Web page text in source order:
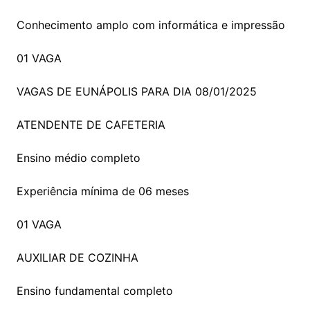
Conhecimento amplo com informática e impressão
01 VAGA
VAGAS DE EUNÁPOLIS PARA DIA 08/01/2025
ATENDENTE DE CAFETERIA
Ensino médio completo
Experiência mínima de 06 meses
01 VAGA
AUXILIAR DE COZINHA
Ensino fundamental completo